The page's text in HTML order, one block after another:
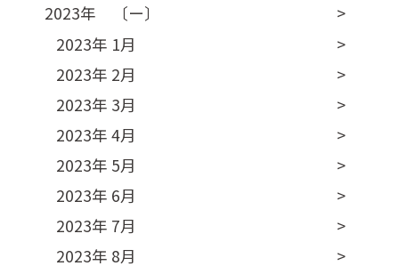
2023年 〔ー〕
2023年 1月
2023年 2月
2023年 3月
2023年 4月
2023年 5月
2023年 6月
2023年 7月
2023年 8月